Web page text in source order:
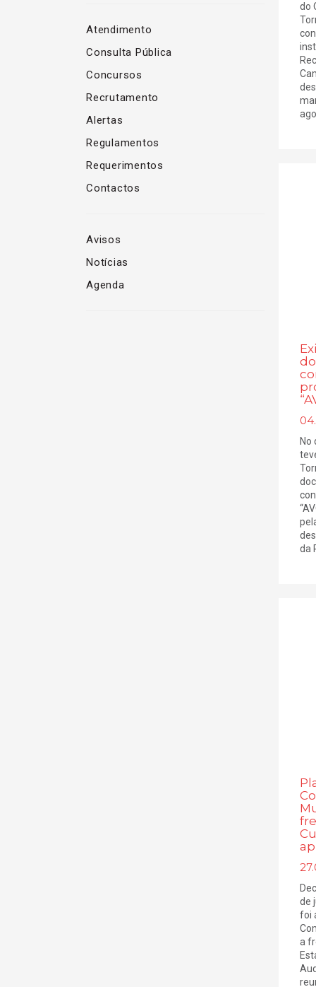
Atendimento
Consulta Pública
Concursos
Recrutamento
Alertas
Regulamentos
Requerimentos
Contactos
Avisos
Notícias
Agenda
do
No
da
de
foi
a